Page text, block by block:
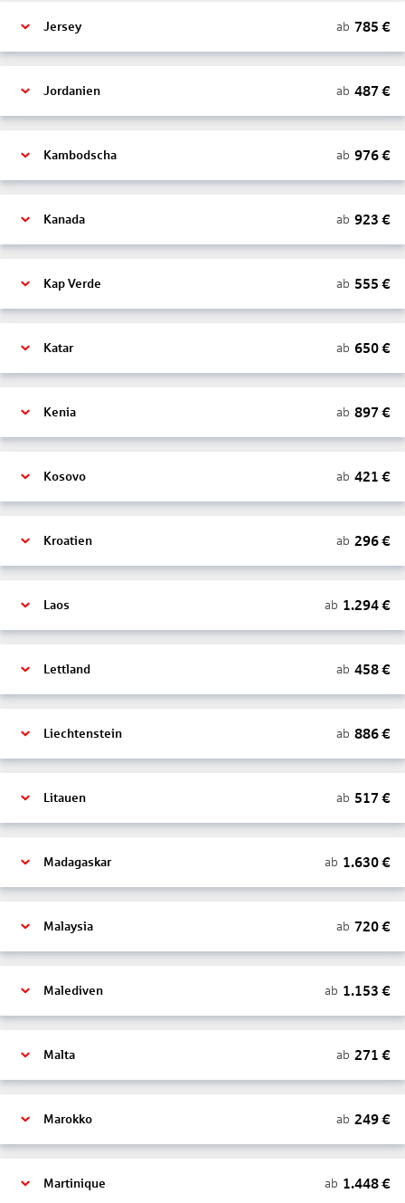
Jersey ab 785 €
Jordanien ab 487 €
Kambodscha ab 976€
Kanada ab 923 €
Kap Verde ab 555 €
Katar ab 650€
Kenia ab 897 €
Kosovo ab 421 €
Kroatien ab 296€
Laos ab 1.294€
Lettland ab 458€
Liechtenstein ab 886€
Litauen ab 517 €
Madagaskar ab 1.630€
Malaysia ab 720€
Malediven ab 1.153 €
Malta ab 271 €
Marokko ab 249€
Martinique ab 1.448€